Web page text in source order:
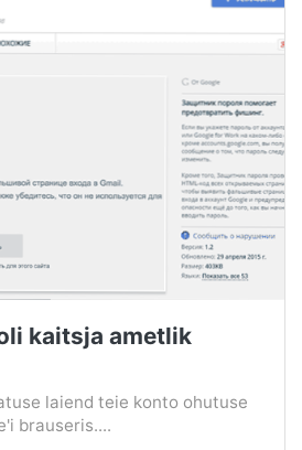
kaitsja ametlik
laiend teie konto ohutuse
brauseris....